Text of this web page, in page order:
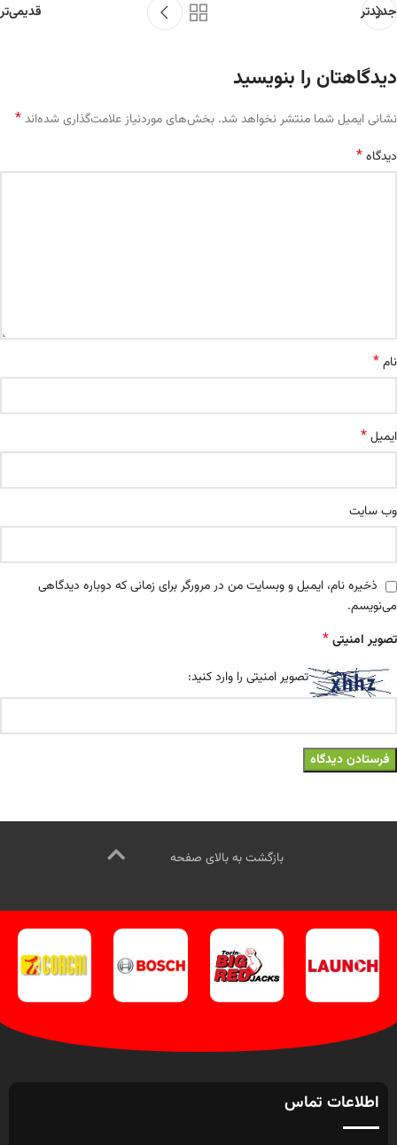
جدیدتر قدیمی‌تر
دیدگاهتان را بنویسید
نشانی ایمیل شما منتشر نخواهد شد. بخش‌های موردنیاز علامت‌گذاری شده‌اند*
دیدگاه*
نام*
ایمیل*
وب‌ سایت
ذخیره نام، ایمیل و وبسایت من در مرورگر برای زمانی که دوباره دیدگاهی
می‌نویسم.
تصویر امنیتی*
تصویر امنیتی را وارد کنید:
بازگشت به بالای صفحه
اطلاعات تماس